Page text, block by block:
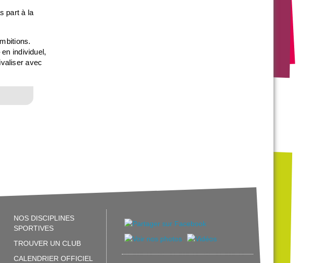
part à la
individuel,
avec
NOS DISCIPLINES
SPORTIVES
TROUVER UN CLUB
CALENDRIER OFFICIEL